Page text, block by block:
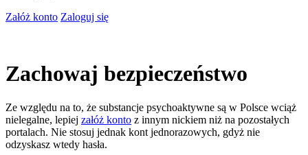
Załóż konto Zaloguj się
Zachowaj bezpieczeństwo
Ze względu na to, że substancje psychoaktywne są w Polsce wciąż
nielegalne, lepiej załóż konto z innym nickiem niż na pozostałych
portalach. Nie stosuj jednak kont jednorazowych, gdyż nie
odzyskasz wtedy hasła.